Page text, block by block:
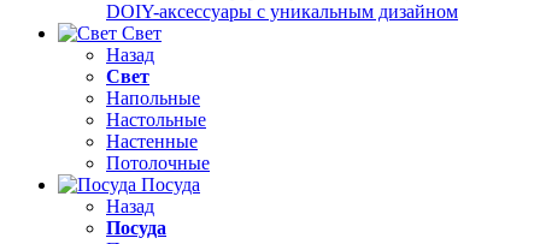
DOIY-аксессуары с уникальным дизайном
Свет
Назад
Свет
Напольные
Настольные
Настенные
Потолочные
Посуда
Назад
Посуда